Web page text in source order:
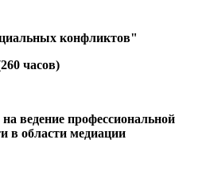
конфликтов"
часов)
ведение профессиональной
в области медиации